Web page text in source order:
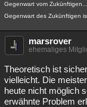
Gegenwart vom
Gegenwart des Zukünftigen
marsrover
ehemaliges
Theoretisch ist
vielleicht. Die
heute nicht möglich
erwähnte Problem